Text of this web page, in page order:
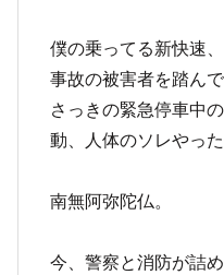
僕の乗ってる新快速
事故の被害者を踏んで
さっきの緊急停車中
動、人体のソレやっ
南無阿弥陀仏。
今、警察と消防が詰